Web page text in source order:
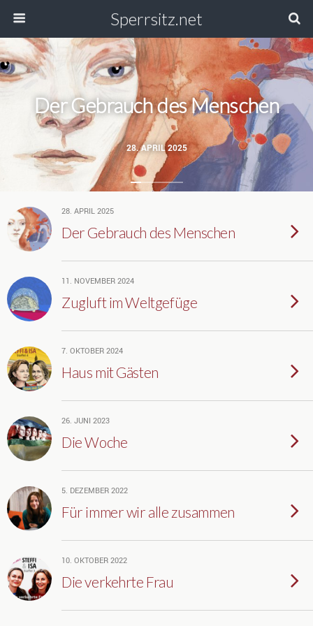
Sperrsitz.net
28. APRIL 2025
Der Gebrauch des Menschen
28. APRIL 2025
Der Gebrauch des Menschen
11. NOVEMBER 2024
Zugluft im Weltgefüge
7. OKTOBER 2024
Haus mit Gästen
26. JUNI 2023
Die Woche
5. DEZEMBER 2022
Für immer wir alle zusammen
10. OKTOBER 2022
Die verkehrte Frau